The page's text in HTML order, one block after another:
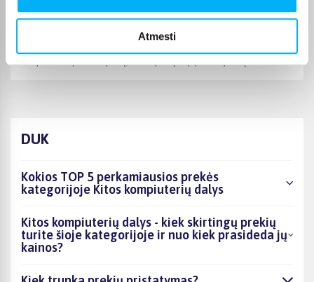
Atmesti
Kokybiškai supakuota prekę, termo pastą taip pat kokybišką
DUK
Kokios TOP 5 perkamiausios prekės
kategorijoje Kitos kompiuterių dalys
Kitos kompiuterių dalys - kiek skirtingų prekių
turite šioje kategorijoje ir nuo kiek prasideda jų
kainos?